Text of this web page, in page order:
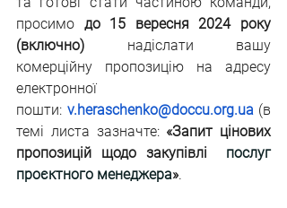
просимо до 15 вересня 2024 року
(включно) надіслати вашу
комерційну пропозицію на адресу
електронної
пошти: v.heraschenko@doccu.org.ua (в
темі листа зазначте: «Запит цінових
пропозицій щодо закупівлі послуг
проєктного менеджера».